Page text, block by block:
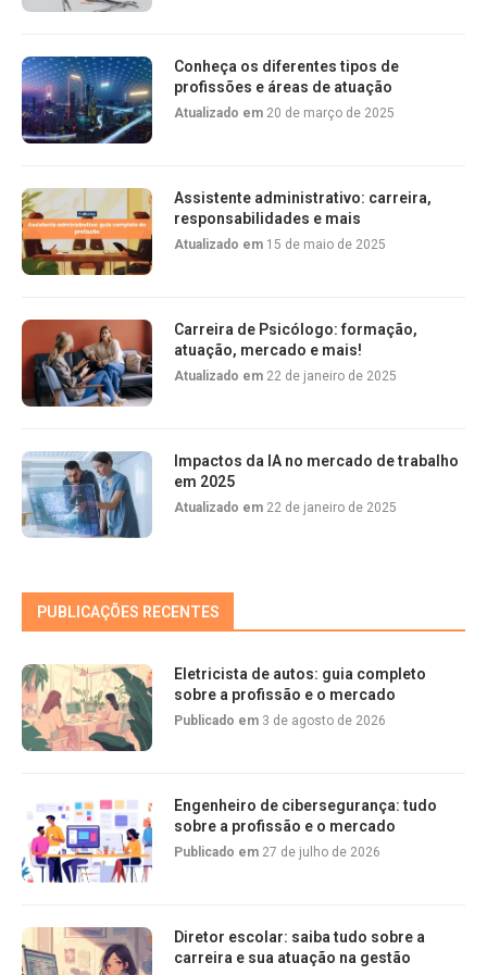
Conheça os diferentes tipos de
profissões e áreas de atuação
Atualizado em 20 de março de 2025
Assistente administrativo: carreira,
responsabilidades e mais
Atualizado em 15 de maio de 2025
Carreira de Psicólogo: formação,
atuação, mercado e mais!
Atualizado em 22 de janeiro de 2025
Impactos da IA no mercado de trabalho
em 2025
Atualizado em 22 de janeiro de 2025
PUBLICAÇÕES RECENTES
Eletricista de autos: guia completo
sobre a profissão e o mercado
Publicado em 3 de agosto de 2026
Engenheiro de cibersegurança: tudo
sobre a profissão e o mercado
Publicado em 27 de julho de 2026
Diretor escolar: saiba tudo sobre a
carreira e sua atuação na gestão